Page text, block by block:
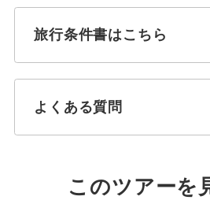
旅行条件書はこちら
よくある質問
このツアーを